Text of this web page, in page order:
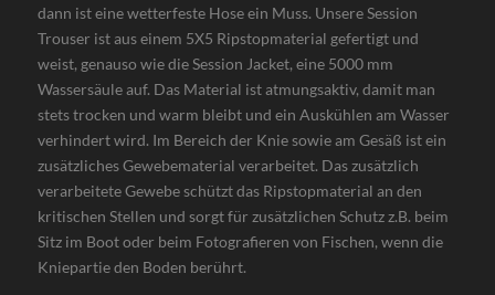
dann ist eine wetterfeste Hose ein Muss. Unsere Session
Trouser ist aus einem 5X5 Ripstopmaterial gefertigt und
weist, genauso wie die Session Jacket, eine 5000 mm
Wassersäule auf. Das Material ist atmungsaktiv, damit man
stets trocken und warm bleibt und ein Auskühlen am Wasser
verhindert wird. Im Bereich der Knie sowie am Gesäß ist ein
zusätzliches Gewebematerial verarbeitet. Das zusätzlich
verarbeitete Gewebe schützt das Ripstopmaterial an den
kritischen Stellen und sorgt für zusätzlichen Schutz z.B. beim
Sitz im Boot oder beim Fotografieren von Fischen, wenn die
Kniepartie den Boden berührt.